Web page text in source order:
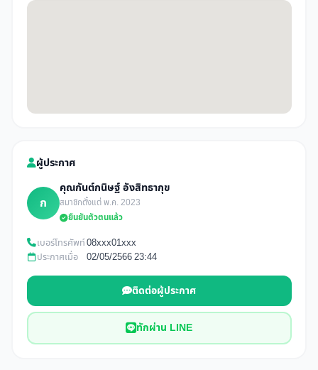
ผู้ประกาศ
ก
คุณกันต์กนิษฐ์ อังสิทธากุข
สมาชิกตั้งแต่ พ.ค. 2023
ยืนยันตัวตนแล้ว
เบอร์โทรศัพท์08xxx01xxx
ประกาศเมื่อ
02/05/2566 23:44
ติดต่อผู้ประกาศ
ทักผ่าน LINE